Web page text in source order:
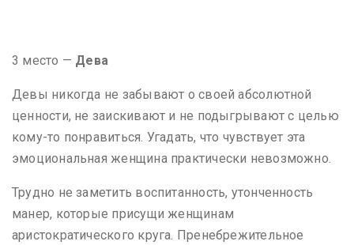
3 место — Дева
Девы никогда не забывают о своей абсолютной
ценности, не заискивают и не подыгрывают с целью
кому-то понравиться. Угадать, что чувствует эта
эмоциональная женщина практически невозможно.
Трудно не заметить воспитанность, утонченность
манер, которые присущи женщинам
аристократического круга. Пренебрежительное